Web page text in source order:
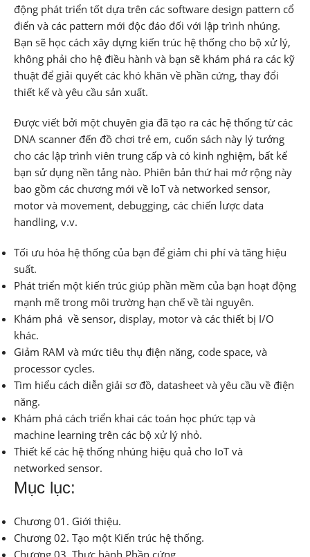
động phát triển tốt dựa trên các software design pattern cổ
điển và các pattern mới độc đáo đối với lập trình nhúng.
Bạn sẽ học cách xây dựng kiến ​​trúc hệ thống cho bộ xử lý,
không phải cho hệ điều hành và bạn sẽ khám phá ra các kỹ
thuật để giải quyết các khó khăn về phần cứng, thay đổi
thiết kế và yêu cầu sản xuất.
Được viết bởi một chuyên gia đã tạo ra các hệ thống từ các
DNA scanner đến đồ chơi trẻ em, cuốn sách này lý tưởng
cho các lập trình viên trung cấp và có kinh nghiệm, bất kể
bạn sử dụng nền tảng nào. Phiên bản thứ hai mở rộng này
bao gồm các chương mới về IoT và networked sensor,
motor và movement, debugging, các chiến lược data
handling, v.v.
Tối ưu hóa hệ thống của bạn để giảm chi phí và tăng hiệu
suất.
Phát triển một kiến ​​trúc giúp phần mềm của bạn hoạt động
mạnh mẽ trong môi trường hạn chế về tài nguyên.
Khám phá về sensor, display, motor và các thiết bị I/O
khác.
Giảm RAM và mức tiêu thụ điện năng, code space, và
processor cycles.
Tìm hiểu cách diễn giải sơ đồ, datasheet và yêu cầu về điện
năng.
Khám phá cách triển khai các toán học phức tạp và
machine learning trên các bộ xử lý nhỏ.
Thiết kế các hệ thống nhúng hiệu quả cho IoT và
networked sensor.
Mục lục:
Chương 01. Giới thiệu.
Chương 02. Tạo một Kiến trúc hệ thống.
Chương 03. Thực hành Phần cứng.